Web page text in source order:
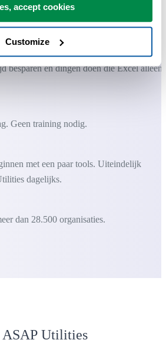
accept cookies
Customize
gebruikers in Excel missen.
Snel en eenvoudig.
besparen en dingen doen die Excel alleen
Geen training nodig.
met een paar tools. Uiteindelijk
dagelijks.
dan 28.500 organisaties.
ASAP Utilities